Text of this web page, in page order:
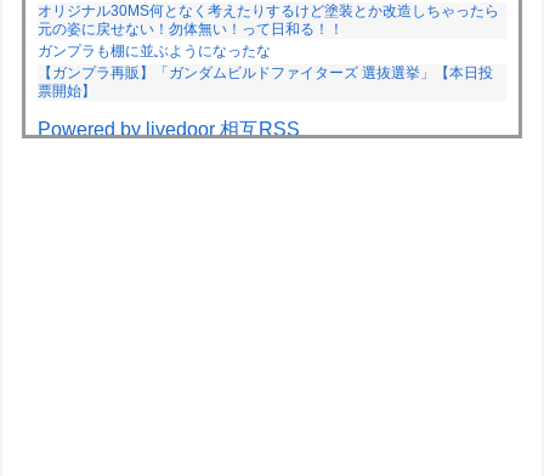
オリジナル30MS何となく考えたりするけど塗装とか改造しちゃったら
元の姿に戻せない！勿体無い！って日和る！！
ガンプラも棚に並ぶようになったな
【ガンプラ再販】「ガンダムビルドファイターズ 選抜選挙」【本日投
票開始】
Powered by livedoor 相互RSS